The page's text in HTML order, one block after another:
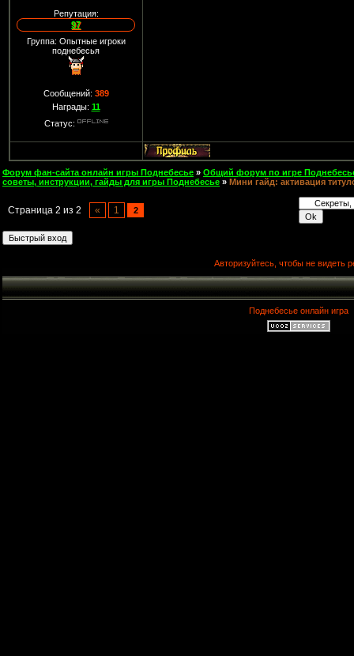
Репутация:
97
Группа: Опытные игроки
поднебесья
Сообщений: 389
Награды: 11
Статус:
Форум фан-сайта онлайн игры Поднебесье » Общий форум по игре
советы, инструкции, гайды для игры Поднебесье » Мини гайд: активация
Страница 2 из 2 « 1 2
Авторизуйтесь, чтобы не видеть
Поднебесье онлайн игра